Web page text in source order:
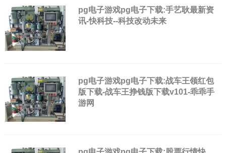
pg电子游戏pg电子下载:手艺耿最新资
讯-快科技--科技改动未来
pg电子游戏pg电子下载:战车王领红包
版下载-战车王挣钱版下载v101-乖乖手
游网